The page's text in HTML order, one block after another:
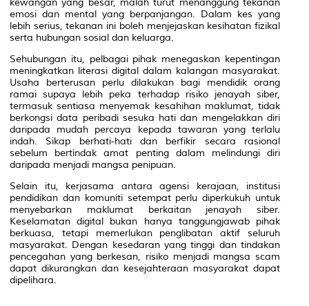
emosi dan mental yang berpanjangan. Dalam kes yang
lebih serius, tekanan ini boleh menjejaskan kesihatan fizikal
serta hubungan sosial dan keluarga.
Sehubungan itu, pelbagai pihak menegaskan kepentingan
meningkatkan literasi digital dalam kalangan masyarakat.
Usaha berterusan perlu dilakukan bagi mendidik orang
ramai supaya lebih peka terhadap risiko jenayah siber,
termasuk sentiasa menyemak kesahihan maklumat, tidak
berkongsi data peribadi sesuka hati dan mengelakkan diri
daripada mudah percaya kepada tawaran yang terlalu
indah. Sikap berhati-hati dan berfikir secara rasional
sebelum bertindak amat penting dalam melindungi diri
daripada menjadi mangsa penipuan.
Selain itu, kerjasama antara agensi kerajaan, institusi
pendidikan dan komuniti setempat perlu diperkukuh untuk
menyebarkan maklumat berkaitan jenayah siber.
Keselamatan digital bukan hanya tanggungjawab pihak
berkuasa, tetapi memerlukan penglibatan aktif seluruh
masyarakat. Dengan kesedaran yang tinggi dan tindakan
pencegahan yang berkesan, risiko menjadi mangsa scam
dapat dikurangkan dan kesejahteraan masyarakat dapat
dipelihara.